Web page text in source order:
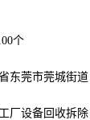
个
东莞市莞城街道
厂设备回收拆除